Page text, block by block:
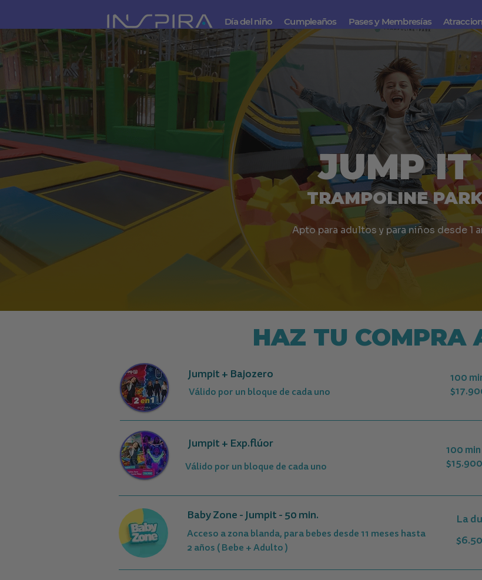
Día del niño Cumpleaños Pases y Membresías
TRAMPOLINE
JUMP IT
Apto para adultos y para niños desde 1
HAZ TU COMPRA
Baby Zone - Jumpit - 50 min.
Acceso a zona blanda, para bebes desde 11 meses hasta
2 años ( Bebe + Adulto )
La
pesos
chilenos
Jumpit + Bajozero
Válido por un bloque de cada uno
100
Jumpit + Exp.flúor
Válido por un bloque de cada uno
100 min
$15.900